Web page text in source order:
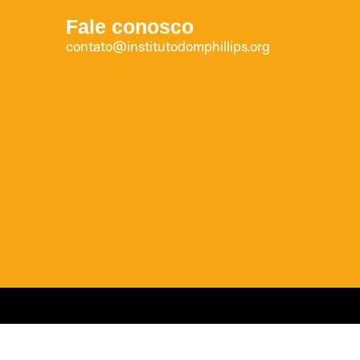
Fale conosco
contato@institutodomphillips.org